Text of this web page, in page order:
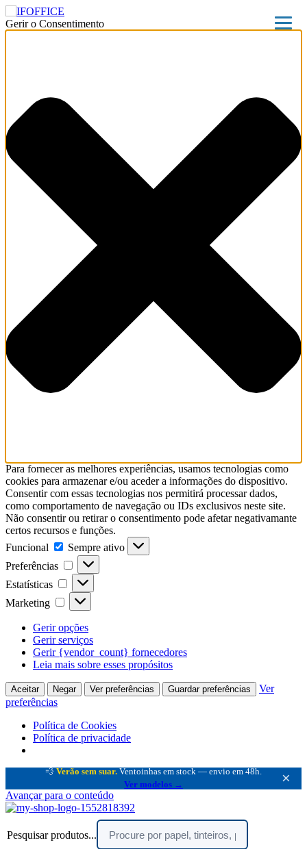
Gerir o Consentimento
Para fornecer as melhores experiências, usamos tecnologias como
cookies para armazenar e/ou aceder a informações do dispositivo.
Consentir com essas tecnologias nos permitirá processar dados,
como comportamento de navegação ou IDs exclusivos neste site.
Não consentir ou retirar o consentimento pode afetar negativamante
certos recursos e funções.
Funcional
Funcional
Sempre ativo
Preferências
Preferências
Estatísticas Estatísticas
Marketing Marketing
Gerir opções
Gerir serviços
Gerir {vendor_count} fornecedores
Leia mais sobre esses propósitos
Aceitar Negar Ver preferências Guardar preferências
Ver
preferências
Política de Cookies
Política de privacidade
💨 Verão sem suar. Ventoinhas em stock — envio em 48h.
Ver modelos →
×
Avançar para o conteúdo
Pesquisar produtos...